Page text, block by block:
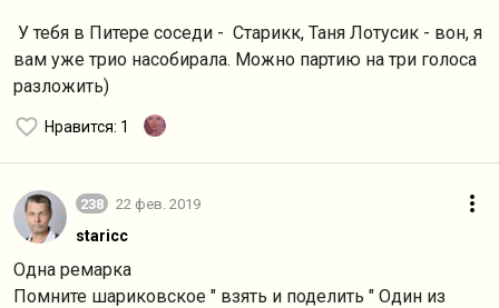
У тебя в Питере соседи - Старикк, Таня Лотусик - вон, я
вам уже трио насобирала. Можно партию на три голоса
разложить)
Нравится: 1
238 22 фев. 2019
staricc
Одна ремарка
Помните шариковское " взять и поделить " Один из